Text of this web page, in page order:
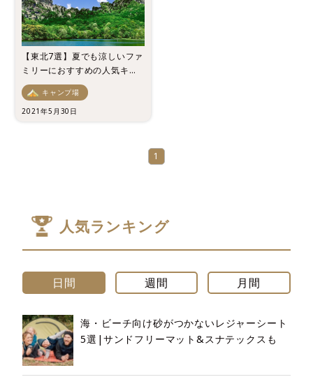
【東北7選】夏でも涼しいファ
ミリーにおすすめの人気キャ
ンプ場はこれ！
キャンプ場
2021年5月30日
1
人気ランキング
日間 週間 月間
海・ビーチ向け砂がつかないレジャーシート
5選|サンドフリーマット&スナテックスも